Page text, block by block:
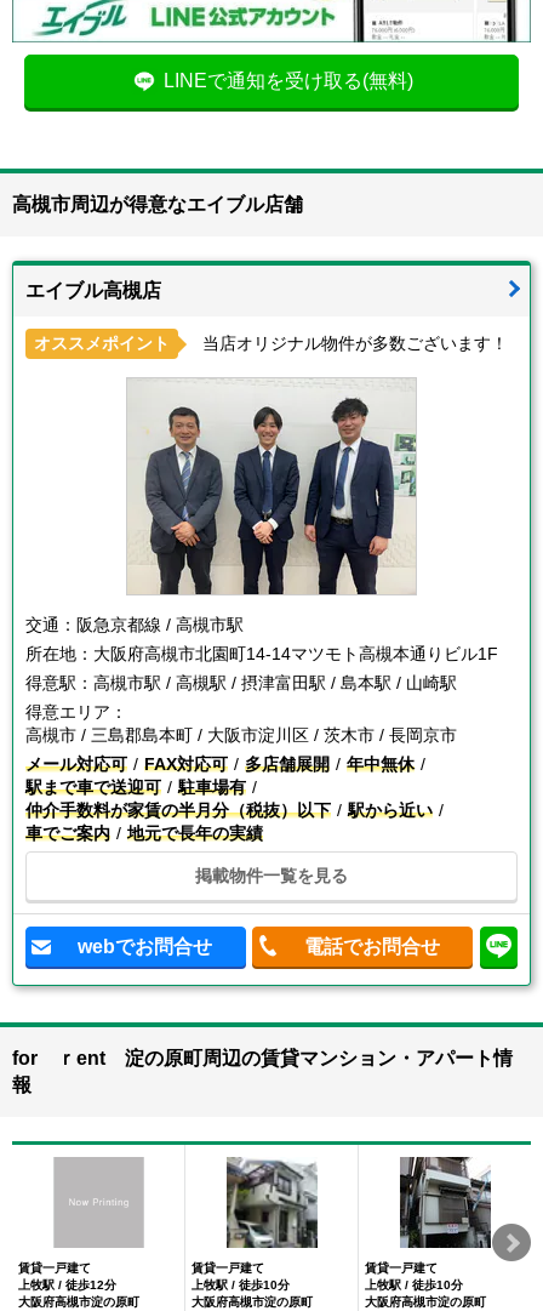
LINEで通知を受け取る(無料)
高槻市周辺が得意なエイブル店舗
エイブル高槻店
オススメポイント 当店オリジナル物件が多数ございます！
交通： 阪急京都線 / 高槻市駅
所在地： 大阪府高槻市北園町14-14マツモト高槻本通りビル1F
得意駅： 高槻市駅 / 高槻駅 / 摂津富田駅 / 島本駅 / 山崎駅
得意エリア：
高槻市 / 三島郡島本町 / 大阪市淀川区 / 茨木市 / 長岡京市
メール対応可
FAX対応可 多店舗展開
年中無休
駅まで車で送迎可
駐車場有
仲介手数料が家賃の半月分（税抜）以下
駅から近い
車でご案内
地元で長年の実績
掲載物件一覧を見る
webでお問合せ 電話でお問合せ
for ｒent 淀の原町周辺の賃貸マンション・アパート情
報
賃貸一戸建て
上牧駅 / 徒歩12分
大阪府高槻市淀の原町
賃貸一戸建て
上牧駅 / 徒歩10分
大阪府高槻市淀の原町
賃貸一戸建て
上牧駅 / 徒歩10分
大阪府高槻市淀の原町